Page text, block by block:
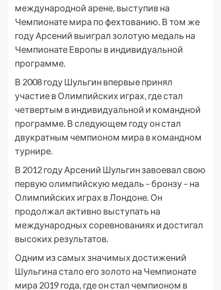
международной арене, выступив на
Чемпионате мира по фехтованию. В том же
году Арсений выиграл золотую медаль на
Чемпионате Европы в индивидуальной
программе.
В 2008 году Шульгин впервые принял
участие в Олимпийских играх, где стал
четвертым в индивидуальной и командной
программе. В следующем году он стал
двукратным чемпионом мира в командном
турнире.
В 2012 году Арсений Шульгин завоевал свою
первую олимпийскую медаль – бронзу – на
Олимпийских играх в Лондоне. Он
продолжал активно выступать на
международных соревнованиях и достигал
высоких результатов.
Одним из самых значимых достижений
Шульгина стало его золото на Чемпионате
мира 2019 года, где он стал чемпионом в